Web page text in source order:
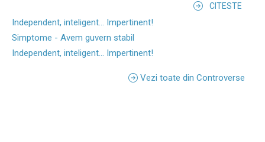
CITESTE
Independent, inteligent... Impertinent!
Simptome - Avem guvern stabil
Independent, inteligent... Impertinent!
Vezi toate din Controverse